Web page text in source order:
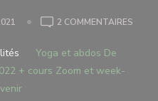
2 COMMENTAIRESSUR
Yoga et abdos De
+ cours Zoom et week-